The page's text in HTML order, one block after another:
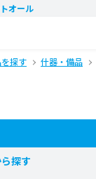
オール
探す 什器・備品
探す